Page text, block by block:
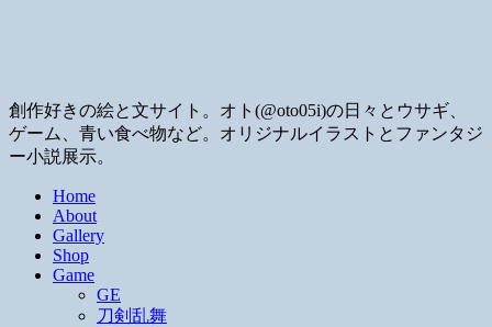
創作好きの絵と文サイト。オト(@oto05i)の日々とウサギ、
ゲーム、青い食べ物など。オリジナルイラストとファンタジ
ー小説展示。
Home
About
Gallery
Shop
Game
GE
刀剣乱舞